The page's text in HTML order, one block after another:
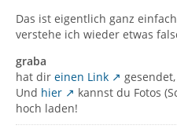
Das ist eigentlich ganz
verstehe ich wieder etwas
graba
hat dir einen Link
Und hier
kannst du Fotos
hoch laden!